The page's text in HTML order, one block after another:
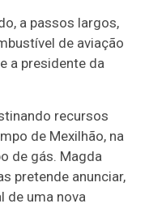
a passos largos,
de aviação
a presidente da
recursos
de Mexilhão, na
de gás. Magda
pretende anunciar,
de uma nova